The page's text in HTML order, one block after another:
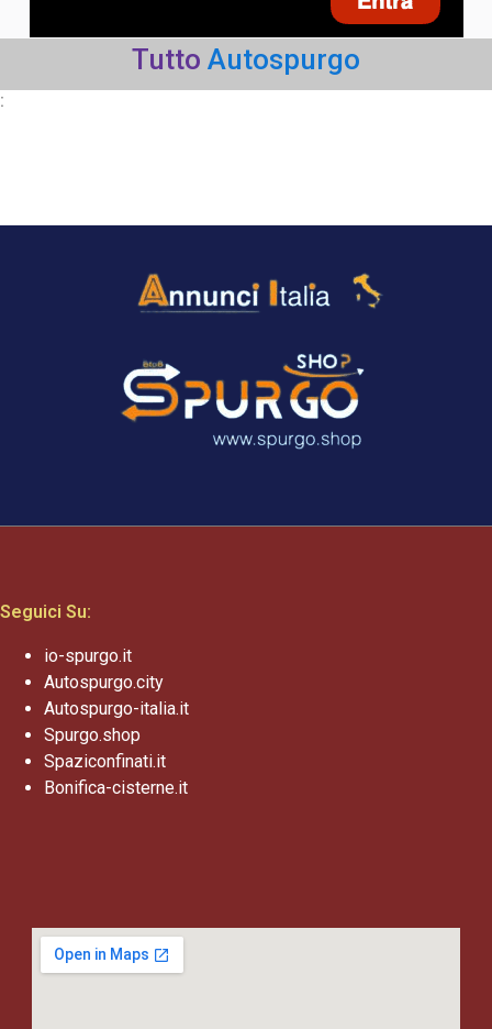
Tutto Autospurgo
:
Seguici Su:
io-spurgo.it
Autospurgo.city
Autospurgo-italia.it
Spurgo.shop
Spaziconfinati.it
Bonifica-cisterne.it